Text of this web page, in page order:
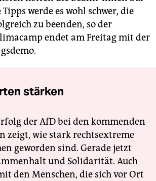
werde es wohl schwer, die
zu beenden, so der
endet am Freitag mit der
stärken
der AfD bei den kommenden
zeigt, wie stark rechtsextreme
geworden sind. Gerade jetzt
und Solidarität. Auch
den Menschen, die sich vor Ort